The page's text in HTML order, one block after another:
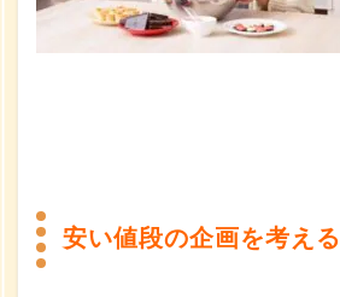
安い値段の企画を考える